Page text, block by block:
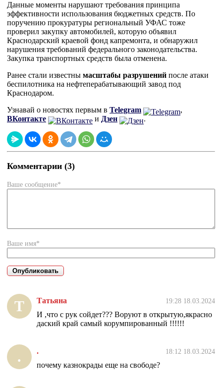
Данные моменты нарушают требования принципа
эффективности использования бюджетных средств. По
поручению прокуратуры региональный УФАС тоже
проверил закупку автомобилей, которую объявил
Краснодарский краевой фонд капремонта, и обнаружил
нарушения требований федерального законодательства.
Закупка транспортных средств была отменена.
Ранее стали известны масштабы разрушений после атаки
беспилотника на нефтеперабатывающий завод под
Краснодаром.
Узнавай о новостях первым в Telegram
,
ВКонтакте
и Дзен .
Комментарии (3)
Ваше сообщение*
Ваше имя*
Т Татьяна 19:28 18.03.2024
И ,что с рук сойдет??? Воруют в открытую,якрасно
даский край самый корумпированный !!!!!!
. . 18:12 18.03.2024
почему казнокрады еще на свободе?